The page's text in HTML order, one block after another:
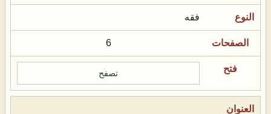
فقه
6
تصفح